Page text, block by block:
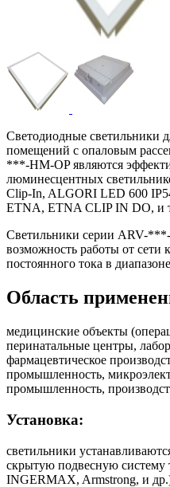
Светодиодные светильники
помещений с опаловым
***-HM-OP являются
люминесцентных
Clip-In, ALGORI LED 600
ETNA, ETNA CLIP IN DO, и
Светильники серии ARV-
возможность работы от сети
постоянного тока в
Область
медицинские объекты
перинатальные центры,
фармацевтическое
промышленность,
промышленность,
Установка:
светильники
скрытую подвесную
INGERMAX, Armstrong, и